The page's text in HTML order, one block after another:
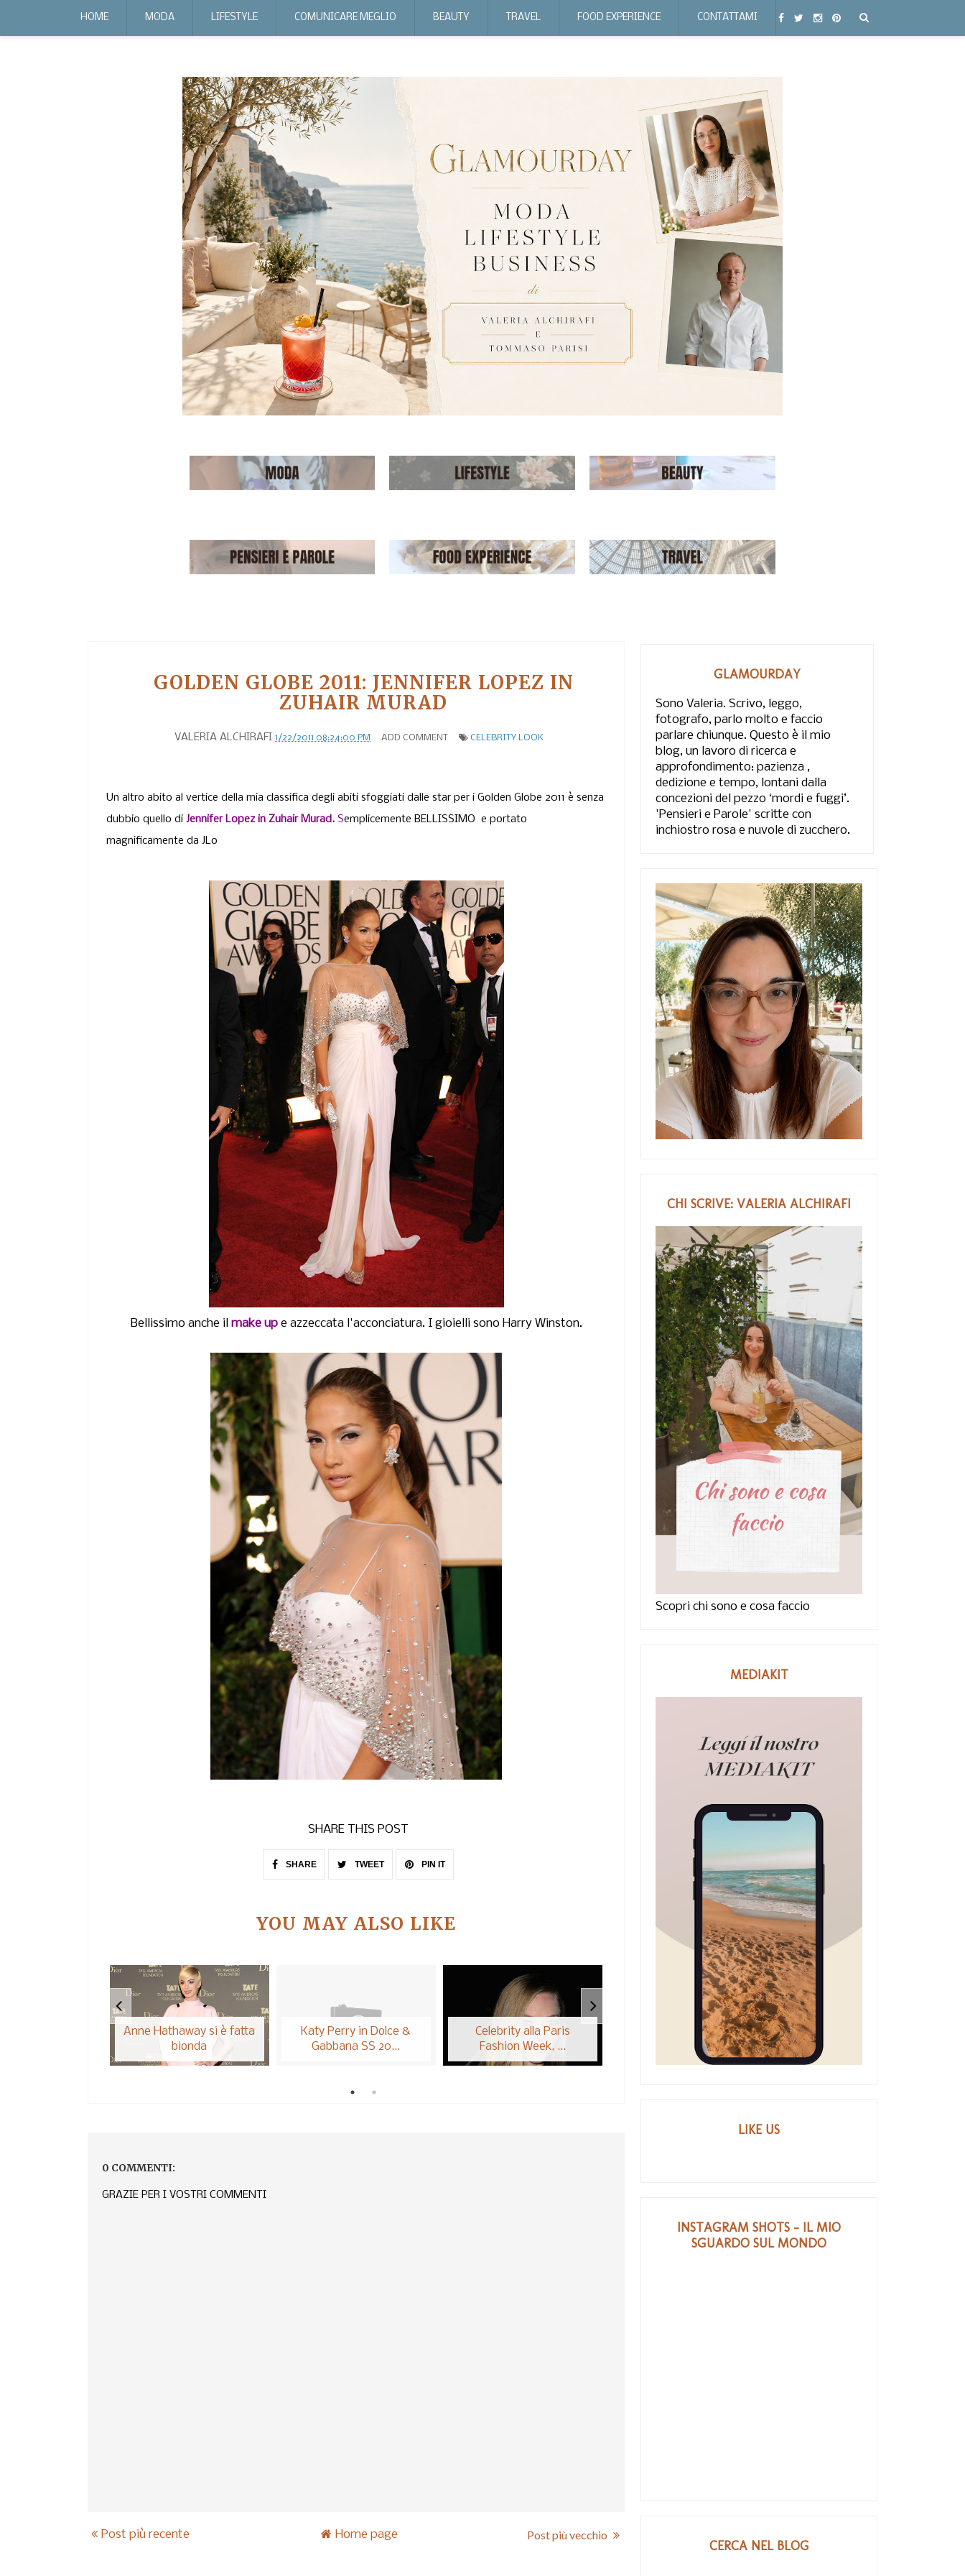
HOME MODA LIFESTYLE COMUNICARE MEGLIO BEAUTY TRAVEL FOOD EXPERIENCE CONTATTAMI
GOLDEN GLOBE 2011: JENNIFER LOPEZ IN
ZUHAIR MURAD
VALERIA ALCHIRAFI 1/22/2011 08:24:00 PM ADD COMMENT CELEBRITY LOOK
Un altro abito al vertice della mia classifica degli abiti sfoggiati dalle star per i Golden Globe 2011 è senza
dubbio quello di Jennifer Lopez in Zuhair Murad. Semplicemente BELLISSIMO e portato
magnificamente da JLo
Bellissimo anche il make upe azzeccata l'acconciatura. I gioielli sono Harry Winston.
SHARE THIS POST
SHARE TWEET PIN IT
YOU MAY ALSO LIKE
Anne Hathaway si è fatta
bionda
Katy Perry in Dolce &
Gabbana SS 20...
Celebrity alla Paris
Fashion Week, ...
Pippa Middleton a
Wimbledon 2013
Veronica Maya, look alla
0 COMMENTI:
GRAZIE PER I VOSTRI COMMENTI
Post più recente Post più vecchio
Home page
GLAMOURDAY
Sono Valeria. Scrivo, leggo,
fotografo, parlo molto e faccio
parlare chiunque. Questo è il mio
blog, un lavoro di ricerca e
approfondimento: pazienza ,
dedizione e tempo, lontani dalla
concezioni del pezzo ‘mordi e fuggi’.
'Pensieri e Parole' scritte con
inchiostro rosa e nuvole di zucchero.
CHI SCRIVE: VALERIA ALCHIRAFI
Scopri chi sono e cosa faccio
MEDIAKIT
LIKE US
INSTAGRAM SHOTS - IL MIO
SGUARDO SUL MONDO
CERCA NEL BLOG